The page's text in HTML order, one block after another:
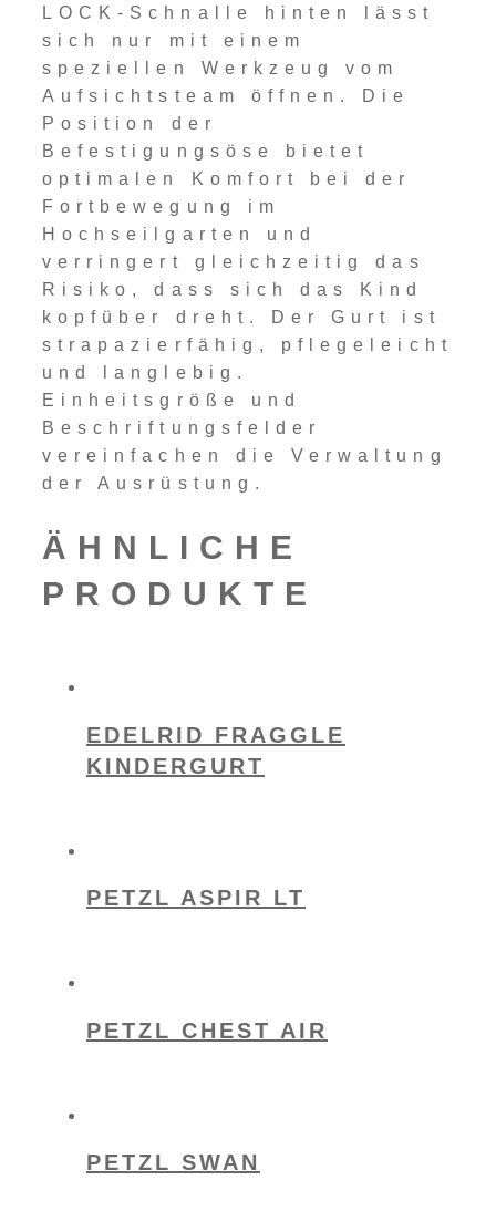
LOCK-Schnalle hinten lässt
sich nur mit einem
speziellen Werkzeug vom
Aufsichtsteam öffnen. Die
Position der
Befestigungsöse bietet
optimalen Komfort bei der
Fortbewegung im
Hochseilgarten und
verringert gleichzeitig das
Risiko, dass sich das Kind
kopfüber dreht. Der Gurt ist
strapazierfähig, pflegeleicht
und langlebig.
Einheitsgröße und
Beschriftungsfelder
vereinfachen die Verwaltung
der Ausrüstung.
ÄHNLICHE
PRODUKTE
EDELRID FRAGGLE
KINDERGURT
PETZL ASPIR LT
PETZL CHEST AIR
PETZL SWAN